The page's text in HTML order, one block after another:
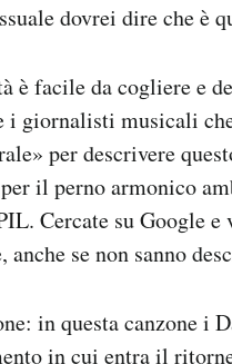
dovrei dire che è
è facile da cogliere e
i giornalisti musicali
per descrivere
il perno armonico
Cercate su Google
anche se non sanno
in questa canzone i
in cui entra il